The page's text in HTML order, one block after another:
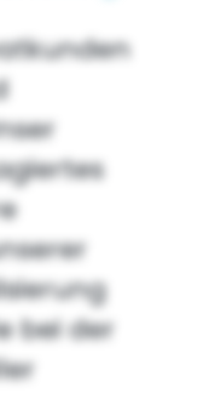
bei der